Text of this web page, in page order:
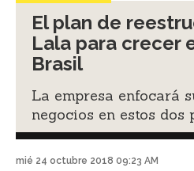
El plan de
Lala para crecer
Brasil
La empresa enfocará
negocios en estos dos
mié 24 octubre 2018 09:23 AM